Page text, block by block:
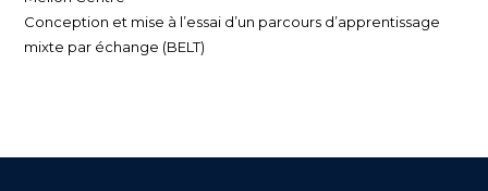
Conception et mise à l’essai d’un parcours d’apprentissage
mixte par échange (BELT)